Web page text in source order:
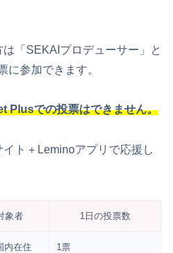
「SEKAIプロデューサー」と
に参加できます。
Plusでの投票はできません。
ト＋Leminoアプリで応援し
象者 1日の投票数
内在住 1票